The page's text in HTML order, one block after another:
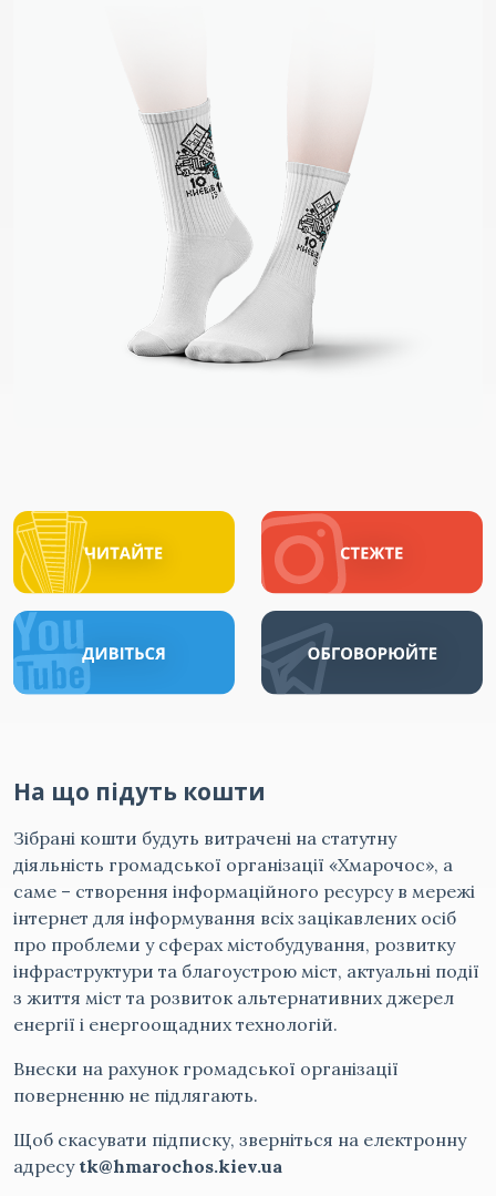
На що підуть кошти
Зібрані кошти будуть витрачені на статутну
діяльність громадської організації «Хмарочос», а
саме – створення інформаційного ресурсу в мережі
інтернет для інформування всіх зацікавлених осіб
про проблеми у сферах містобудування, розвитку
інфраструктури та благоустрою міст, актуальні події
з життя міст та розвиток альтернативних джерел
енергії і енергоощадних технологій.
Внески на рахунок громадської організації
поверненню не підлягають.
Щоб скасувати підписку, зверніться на електронну
адресу tk@hmarochos.kiev.ua